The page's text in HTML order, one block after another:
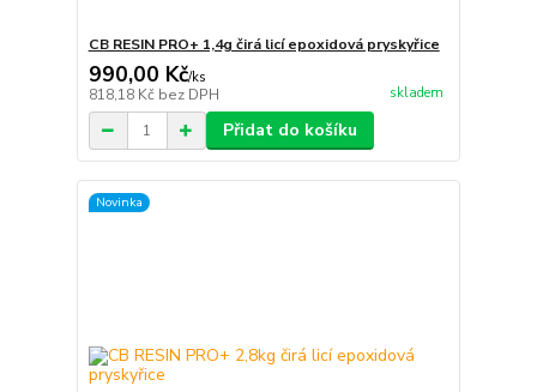
CB RESIN PRO+ 1,4g čirá licí epoxidová pryskyřice
990,00 Kč/ks
818,18 Kč bez DPH skladem
Přidat do košíku
Novinka